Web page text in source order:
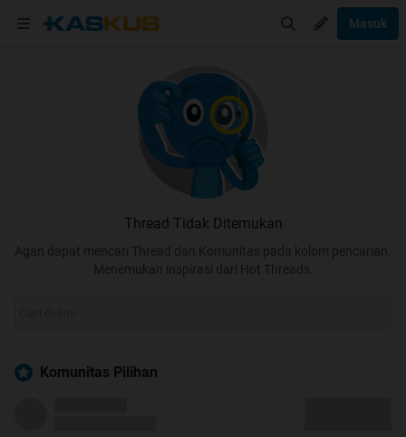
Masuk
Thread Tidak Ditemukan
Agan dapat mencari Thread dan Komunitas pada kolom pencarian.
Menemukan inspirasi dari Hot Threads.
Komunitas Pilihan